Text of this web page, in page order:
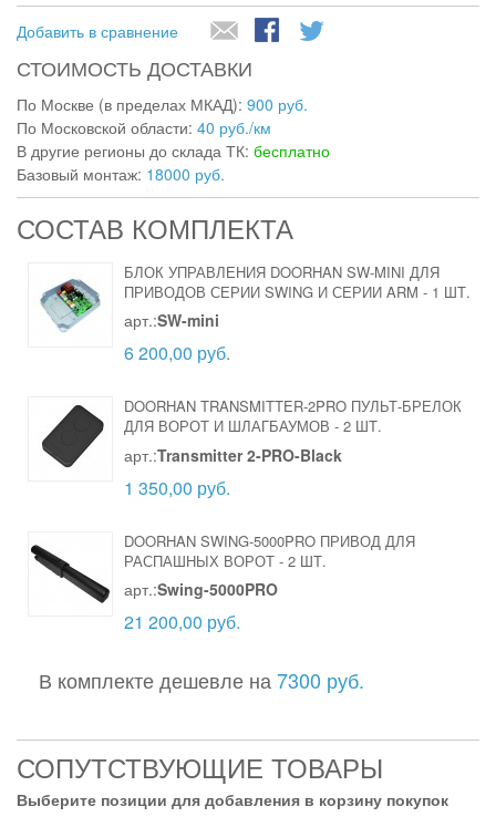
Добавить в сравнение
СТОИМОСТЬ ДОСТАВКИ
По Москве (в пределах МКАД): 900 руб.
По Московской области: 40 руб./км
В другие регионы до склада ТК: бесплатно
Базовый монтаж: 18000 руб.
СОСТАВ КОМПЛЕКТА
БЛОК УПРАВЛЕНИЯ DOORHAN SW-MINI ДЛЯ
ПРИВОДОВ СЕРИИ SWING И СЕРИИ ARM - 1 ШТ.
арт.:SW-mini
6 200,00 руб.
DOORHAN TRANSMITTER-2PRO ПУЛЬТ-БРЕЛОК
ДЛЯ ВОРОТ И ШЛАГБАУМОВ - 2 ШТ.
арт.:Transmitter 2-PRO-Black
1 350,00 руб.
DOORHAN SWING-5000PRO ПРИВОД ДЛЯ
РАСПАШНЫХ ВОРОТ - 2 ШТ.
арт.:Swing-5000PRO
21 200,00 руб.
В комплекте дешевле на 7300 руб.
СОПУТСТВУЮЩИЕ ТОВАРЫ
Выберите позиции для добавления в корзину покупок